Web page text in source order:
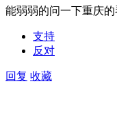
能弱弱的问一下重庆
支持
反对
回复 收藏